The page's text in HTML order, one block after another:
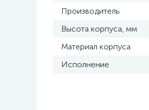
Производитель
Высота корпуса, мм
Материал корпуса
Исполнение